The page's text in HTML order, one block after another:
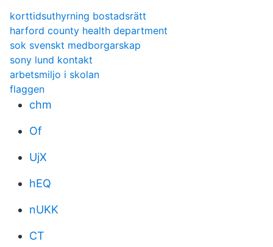
korttidsuthyrning bostadsrätt
harford county health department
sok svenskt medborgarskap
sony lund kontakt
arbetsmiljo i skolan
flaggen
chm
Of
UjX
hEQ
nUKK
CT